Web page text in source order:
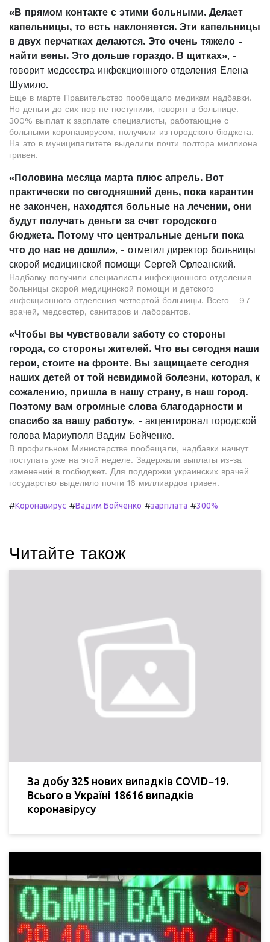
«В прямом контакте с этими больными. Делает
капельницы, то есть наклоняется. Эти капельницы
в двух перчатках делаются. Это очень тяжело -
найти вены. Это дольше гораздо. В щитках», -
говорит медсестра инфекционного отделения Елена
Шумило.
Еще в марте Правительство пообещало медикам надбавки.
Но деньги до сих пор не поступили, говорят в больнице.
300% выплат к зарплате специалисты, работающие с
больными коронавирусом, получили из городского бюджета.
На это в муниципалитете выделили почти полтора миллиона
гривен.
«Половина месяца марта плюс апрель. Вот
практически по сегодняшний день, пока карантин
не закончен, находятся больные на лечении, они
будут получать деньги за счет городского
бюджета. Потому что центральные деньги пока
что до нас не дошли», - отметил директор больницы
скорой медицинской помощи Сергей Орлеанский.
Надбавку получили специалисты инфекционного отделения
больницы скорой медицинской помощи и детского
инфекционного отделения четвертой больницы. Всего - 97
врачей, медсестер, санитаров и лаборантов.
«Чтобы вы чувствовали заботу со стороны
города, со стороны жителей. Что вы сегодня наши
герои, стоите на фронте. Вы защищаете сегодня
наших детей от той невидимой болезни, которая, к
сожалению, пришла в нашу страну, в наш город.
Поэтому вам огромные слова благодарности и
спасибо за вашу работу», - акцентировал городской
голова Мариуполя Вадим Бойченко.
В профильном Министерстве пообещали, надбавки начнут
поступать уже на этой неделе. Задержали выплаты из-за
изменений в госбюджет. Для поддержки украинских врачей
государство выделило почти 16 миллиардов гривен.
#Коронавирус #Вадим Бойченко #зарплата #300%
Читайте також
За добу 325 нових випадків COVID−19.
Всього в Україні 18616 випадків
коронавірусу